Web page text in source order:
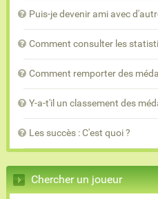
Puis-je devenir ami avec
Comment consulter les
Comment remporter des
Y-a-t'il un classement des
Les succès : C'est quoi ?
Chercher un joueur